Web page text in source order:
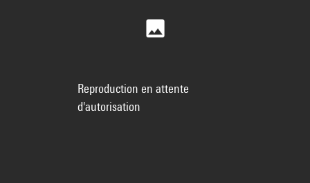
Reproduction en attente
d'autorisation